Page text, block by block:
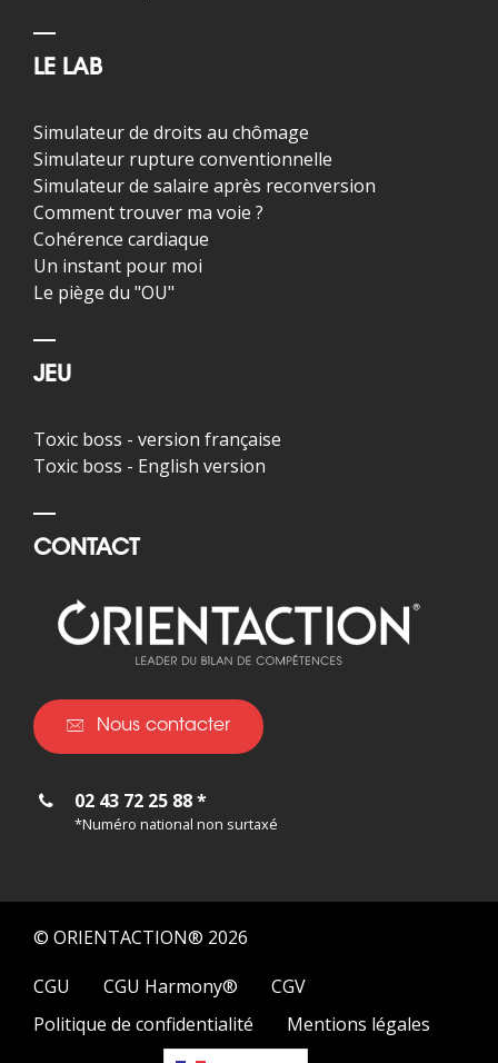
LE LAB
Simulateur de droits au chômage
Simulateur rupture conventionnelle
Simulateur de salaire après reconversion
Comment trouver ma voie ?
Cohérence cardiaque
Un instant pour moi
Le piège du "OU"
JEU
Toxic boss - version française
Toxic boss - English version
CONTACT
Nous contacter
02 43 72 25 88 *
*Numéro national non surtaxé
© ORIENTACTION® 2026
CGU
CGU Harmony®
CGV
Politique de confidentialité
Mentions légales